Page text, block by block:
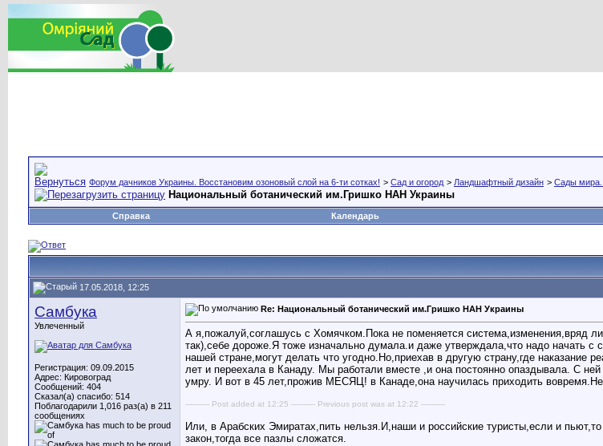
Форум дачников Украины. Восстановим озоновый слой на 6-ти сотках! > Сад и огород > Ландшафтный дизайн > Сады мира.
Национальный ботанический им.Гришко НАН Украины
Справка Календарь
17.05.2018, 12:25
Самбука
Увлеченный
Регистрация: 09.09.2015
Адрес: Кировоград
Сообщений: 404
Сказал(а) спасибо: 514
Поблагодарили 1,016 раз(а) в 211
сообщениях
Re: Национальный ботанический им.Гришко НАН Украины
А я,пожалуй,соглашусь с Хомячком.Пока не поменяется система,изменения,вряд
так),себе дороже.Я тоже изначально думала.и даже утверждала,что надо начать
нашей стране,могут делать что угодно.Но,приехав в другую страну,где
лет и переехала в Канаду. Мы работали вместе ,и она постоянно опаздывала. С
умру. И вот в 45 лет,прожив МЕСЯЦ! в Канаде,она научилась приходить вовремя.Не
---------- Post added at 12:25 ---------- Previous post was at 12:22 ----------
Или, в Арабских Эмиратах,пить нельзя.И,наши и российские туристы,если и
закон,тогда все пазлы сложатся.